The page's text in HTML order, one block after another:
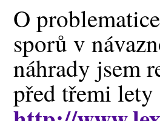
O
sporů v
náhrady jsem
před třemi lety